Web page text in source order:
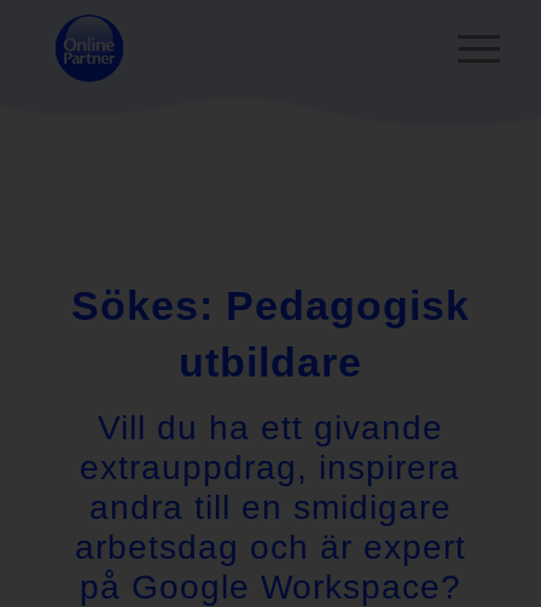
Sökes: Pedagogisk
utbildare
Vill du ha ett givande
extrauppdrag, inspirera
andra till en smidigare
arbetsdag och är expert
på Google Workspace?